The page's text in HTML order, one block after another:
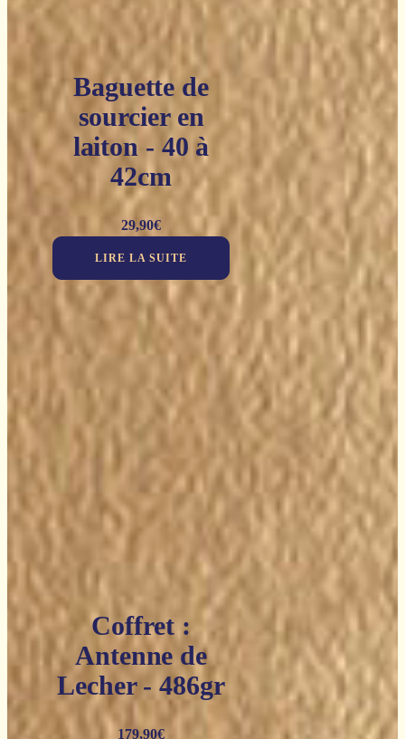
Baguette de
sourcier en
laiton - 40 à
42cm
29,90€
LIRE LA SUITE
Coffret :
Antenne de
Lecher - 486gr
179,90€